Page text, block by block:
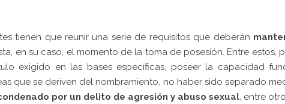
tienen que reunir una serie de requisitos que deberán
en su caso, el momento de la toma de posesión. Entre estos,
exigido en las bases específicas, poseer la capacidad
que se deriven del nombramiento, no haber sido separado
por un delito de agresión y abuso sexual, entre